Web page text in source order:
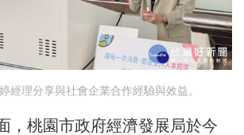
經理分享與社會企業合作經驗與效益。
，桃園市政府經濟發展局於今